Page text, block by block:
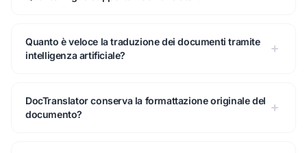
Quanto è veloce la traduzione dei documenti tramite
intelligenza artificiale?
DocTranslator conserva la formattazione originale del
documento?